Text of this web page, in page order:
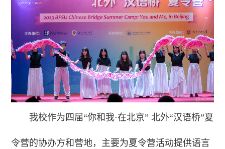
我校作为四届“你和我·在北京” 北外“汉语桥”夏
令营的协办方和营地，主要为夏令营活动提供语言